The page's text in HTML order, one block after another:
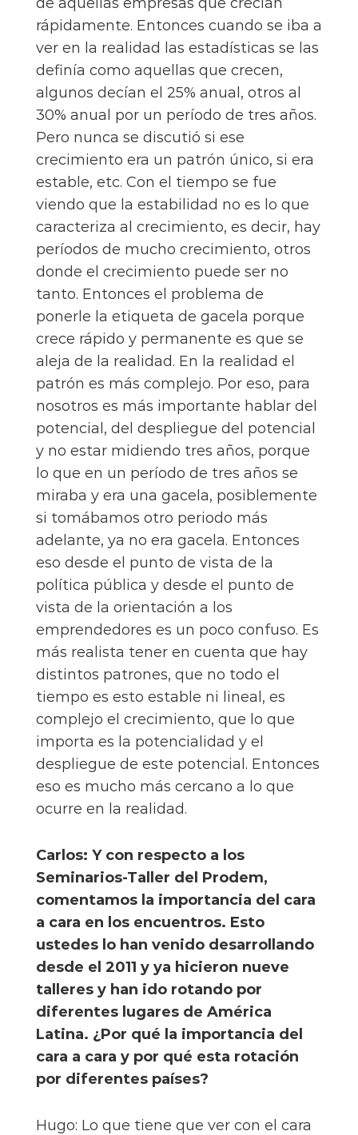
rápidamente. Entonces cuando se iba a
ver en la realidad las estadísticas se las
definía como aquellas que crecen,
algunos decían el 25% anual, otros al
30% anual por un período de tres años.
Pero nunca se discutió si ese
crecimiento era un patrón único, si era
estable, etc. Con el tiempo se fue
viendo que la estabilidad no es lo que
caracteriza al crecimiento, es decir, hay
períodos de mucho crecimiento, otros
donde el crecimiento puede ser no
tanto. Entonces el problema de
ponerle la etiqueta de gacela porque
crece rápido y permanente es que se
aleja de la realidad. En la realidad el
patrón es más complejo. Por eso, para
nosotros es más importante hablar del
potencial, del despliegue del potencial
y no estar midiendo tres años, porque
lo que en un período de tres años se
miraba y era una gacela, posiblemente
si tomábamos otro periodo más
adelante, ya no era gacela. Entonces
eso desde el punto de vista de la
política pública y desde el punto de
vista de la orientación a los
emprendedores es un poco confuso. Es
más realista tener en cuenta que hay
distintos patrones, que no todo el
tiempo es esto estable ni lineal, es
complejo el crecimiento, que lo que
importa es la potencialidad y el
despliegue de este potencial. Entonces
eso es mucho más cercano a lo que
ocurre en la realidad.
Carlos: Y con respecto a los
Seminarios-Taller del Prodem,
comentamos la importancia del cara
a cara en los encuentros. Esto
ustedes lo han venido desarrollando
desde el 2011 y ya hicieron nueve
talleres y han ido rotando por
diferentes lugares de América
Latina. ¿Por qué la importancia del
cara a cara y por qué esta rotación
por diferentes países?
Hugo: Lo que tiene que ver con el cara